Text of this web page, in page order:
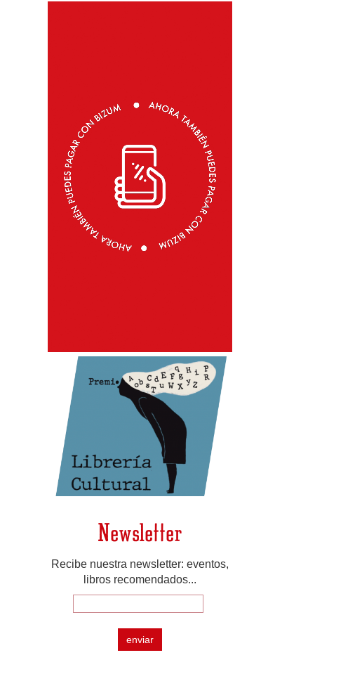
Newsletter
Recibe nuestra newsletter: eventos,
libros recomendados...
enviar